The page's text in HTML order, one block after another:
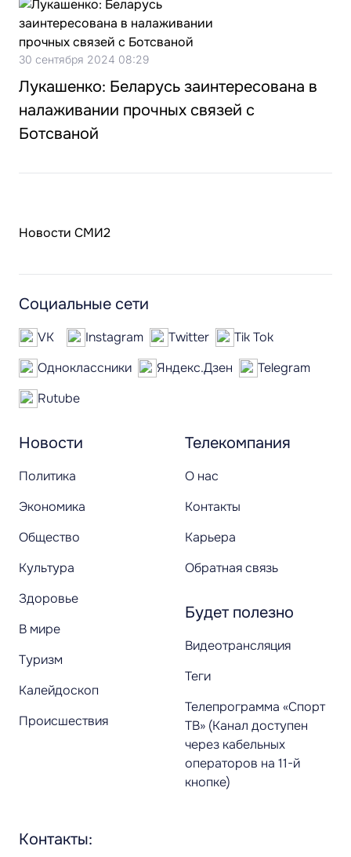
30 сентября 2024 08:29
Лукашенко: Беларусь заинтересована в
налаживании прочных связей с
Ботсваной
Новости СМИ2
Новости
Политика
Экономика
Общество
Культура
Здоровье
В мире
Туризм
Калейдоскоп
Происшествия
Телекомпания
О нас
Контакты
Карьера
Обратная связь
Будет полезно
Видеотрансляция
Теги
Телепрограмма «Спорт
ТВ» (Канал доступен
через кабельных
операторов на 11-й
кнопке)
Социальные сети
VK Instagram Twitter
Tik Tok
Одноклассники
Яндекс.Дзен
Telegram
Rutube
Контакты: